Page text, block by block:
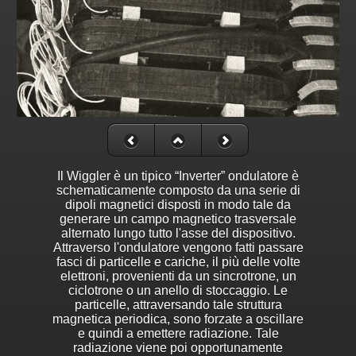
Il Wiggler è un tipico “Inverter” ondulatore è
schematicamente composto da una serie di
dipoli magnetici disposti in modo tale da
generare un campo magnetico trasversale
alternato lungo tutto l'asse del dispositivo.
Attraverso l'ondulatore vengono fatti passare
fasci di particelle e cariche, il più delle volte
elettroni, provenienti da un sincrotrone, un
ciclotrone o un anello di stoccaggio. Le
particelle, attraversando tale struttura
magnetica periodica, sono forzate a oscillare
e quindi a emettere radiazione. Tale
radiazione viene poi opportunamente